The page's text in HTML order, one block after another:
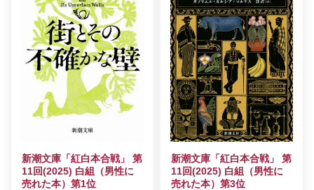
新潮文庫「紅白本合戦」 第
11回(2025) 白組（男性に
売れた本）第1位
新潮文庫「紅白本合戦」 第
11回(2025) 白組（男性に
売れた本）第3位